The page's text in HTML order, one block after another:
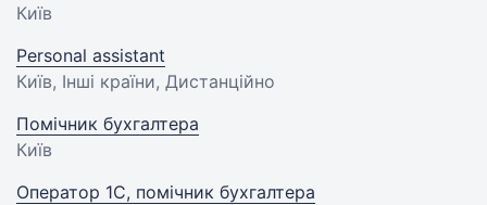
Київ
Personal assistant
Київ, Інші країни, Дистанційно
Помічник бухгалтера
Київ
Оператор 1С, помічник бухгалтера